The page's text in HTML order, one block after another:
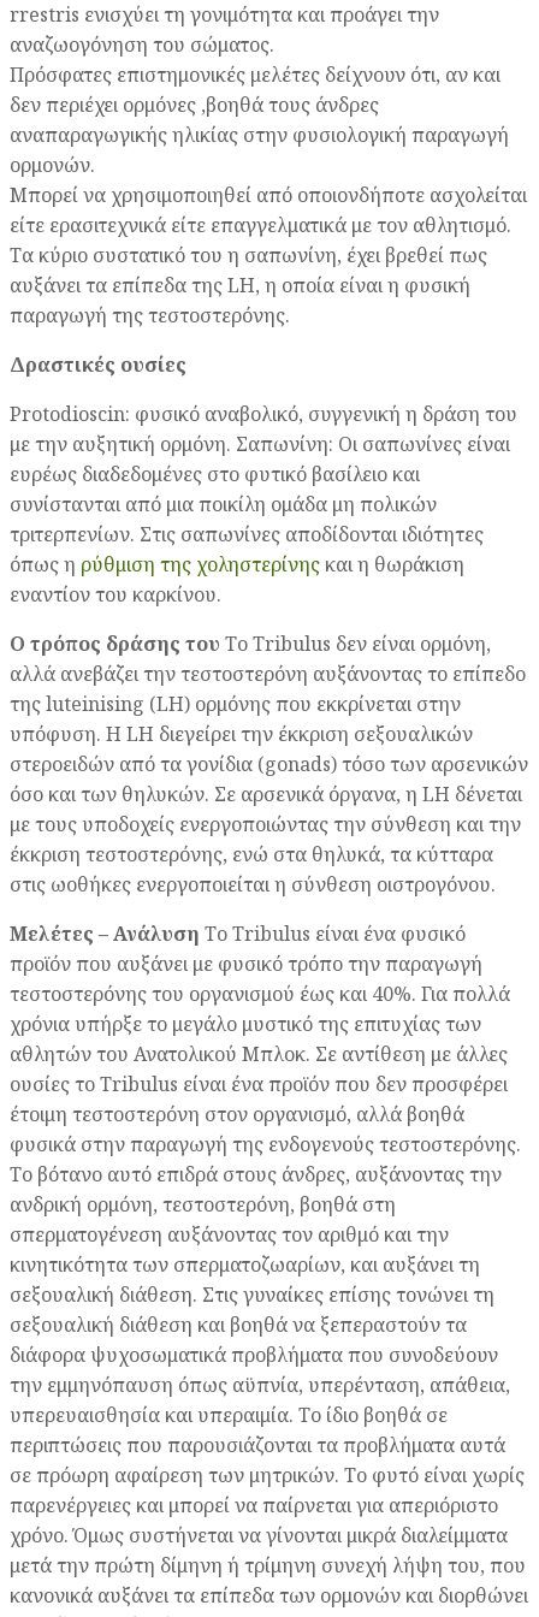
rrestris ενισχύει τη γονιμότητα και προάγει την
αναζωογόνηση του σώματος.
Πρόσφατες επιστημονικές μελέτες δείχνουν ότι, αν και
δεν περιέχει ορμόνες ,βοηθά τους άνδρες
αναπαραγωγικής ηλικίας στην φυσιολογική παραγωγή
ορμονών.
Μπορεί να χρησιμοποιηθεί από οποιονδήποτε ασχολείται
είτε ερασιτεχνικά είτε επαγγελματικά με τον αθλητισμό.
Τα κύριο συστατικό του η σαπωνίνη, έχει βρεθεί πως
αυξάνει τα επίπεδα της LH, η οποία είναι η φυσική
παραγωγή της τεστοστερόνης.
Δραστικές ουσίες
Protodioscin: φυσικό αναβολικό, συγγενική η δράση του
με την αυξητική ορμόνη. Σαπωνίνη: Οι σαπωνίνες είναι
ευρέως διαδεδομένες στο φυτικό βασίλειο και
συνίστανται από μια ποικίλη ομάδα μη πολικών
τριτερπενίων. Στις σαπωνίνες αποδίδονται ιδιότητες
όπως η ρύθμιση της χοληστερίνης και η θωράκιση
εναντίον του καρκίνου.
Ο τρόπος δράσης του Το Tribulus δεν είναι ορμόνη,
αλλά ανεβάζει την τεστοστερόνη αυξάνοντας το επίπεδο
της luteinising (LH) ορμόνης που εκκρίνεται στην
υπόφυση. Η LH διεγείρει την έκκριση σεξουαλικών
στεροειδών από τα γονίδια (gonads) τόσο των αρσενικών
όσο και των θηλυκών. Σε αρσενικά όργανα, η LH δένεται
με τους υποδοχείς ενεργοποιώντας την σύνθεση και την
έκκριση τεστοστερόνης, ενώ στα θηλυκά, τα κύτταρα
στις ωοθήκες ενεργοποιείται η σύνθεση οιστρογόνου.
Μελέτες – Ανάλυση Το Tribulus είναι ένα φυσικό
προϊόν που αυξάνει με φυσικό τρόπο την παραγωγή
τεστοστερόνης του οργανισμού έως και 40%. Για πολλά
χρόνια υπήρξε το μεγάλο μυστικό της επιτυχίας των
αθλητών του Ανατολικού Μπλοκ. Σε αντίθεση με άλλες
ουσίες το Tribulus είναι ένα προϊόν που δεν προσφέρει
έτοιμη τεστοστερόνη στον οργανισμό, αλλά βοηθά
φυσικά στην παραγωγή της ενδογενούς τεστοστερόνης.
Το βότανο αυτό επιδρά στους άνδρες, αυξάνοντας την
ανδρική ορμόνη, τεστοστερόνη, βοηθά στη
σπερματογένεση αυξάνοντας τον αριθμό και την
κινητικότητα των σπερματοζωαρίων, και αυξάνει τη
σεξουαλική διάθεση. Στις γυναίκες επίσης τονώνει τη
σεξουαλική διάθεση και βοηθά να ξεπεραστούν τα
διάφορα ψυχοσωματικά προβλήματα που συνοδεύουν
την εμμηνόπαυση όπως αϋπνία, υπερένταση, απάθεια,
υπερευαισθησία και υπεραιμία. Το ίδιο βοηθά σε
περιπτώσεις που παρουσιάζονται τα προβλήματα αυτά
σε πρόωρη αφαίρεση των μητρικών. Το φυτό είναι χωρίς
παρενέργειες και μπορεί να παίρνεται για απεριόριστο
χρόνο. Όμως συστήνεται να γίνονται μικρά διαλείμματα
μετά την πρώτη δίμηνη ή τρίμηνη συνεχή λήψη του, που
κανονικά αυξάνει τα επίπεδα των ορμονών και διορθώνει